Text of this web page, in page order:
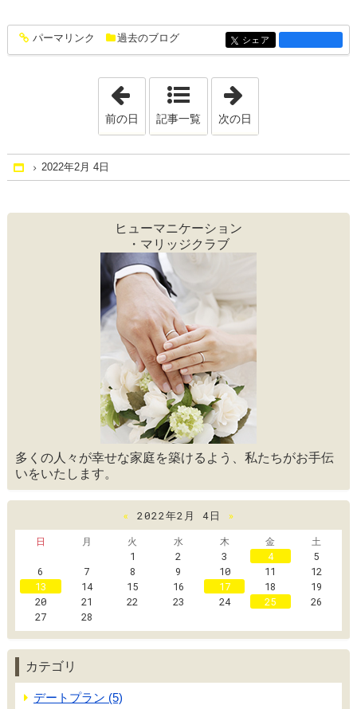
entry1350
パーマリンク 過去のブログ entry1350
シェア
「2022年1月29日」
前の日 記事一覧 次の日
Home
2022年2月 4日
ヒューマニケーション
・マリッジクラブ
多くの人々が幸せな家庭を築けるよう、私たちがお手伝
いをいたします。
« 2022年2月 4日
»
日
月 火 水 木 金
土
1
2 3 4
5
6
7 8 9 10 11
12
13
14 15 16 17 18
19
20
21 22 23 24 25
26
27
28
カテゴリ
デートプラン (5)